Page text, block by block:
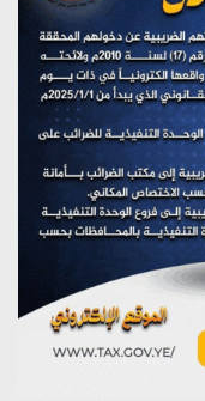
تحالف العدوان